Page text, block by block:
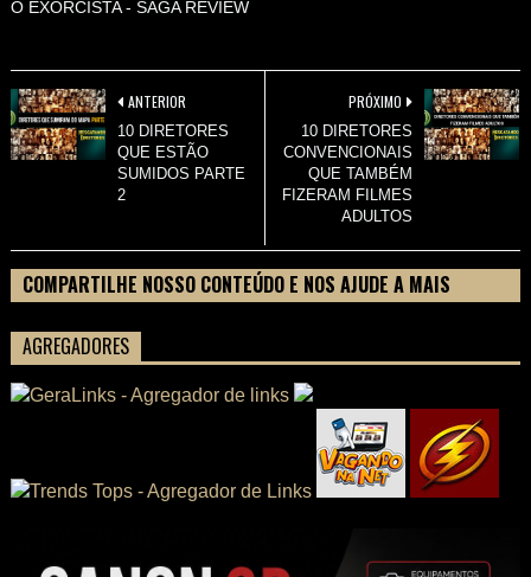
O EXORCISTA - SAGA REVIEW
PRÓXIMO
10 DIRETORES
CONVENCIONAIS
QUE TAMBÉM
FIZERAM FILMES
ADULTOS
ANTERIOR
10 DIRETORES
QUE ESTÃO
SUMIDOS PARTE
2
COMPARTILHE NOSSO CONTEÚDO E NOS AJUDE A MAIS
AGREGADORES